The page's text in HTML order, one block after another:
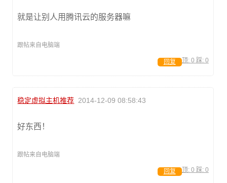
就是让别人用腾讯云的服务器嘛
跟帖来自电脑端
顶: 0 踩: 0
回复
稳定虚拟主机推荐 2014-12-09 08:58:43
好东西！
跟帖来自电脑端
顶: 0 踩: 0
回复